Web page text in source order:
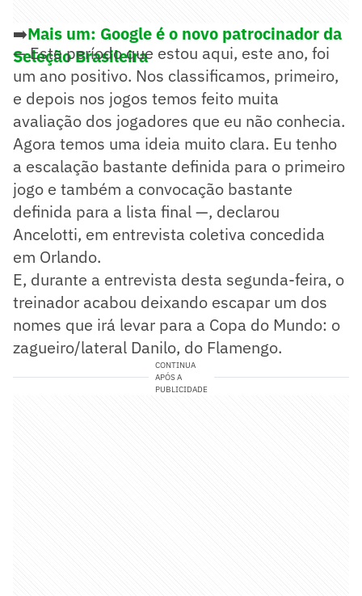
➡️Mais um: Google é o novo patrocinador da
Seleção Brasileira
— Este período que estou aqui, este ano, foi
um ano positivo. Nos classificamos, primeiro,
e depois nos jogos temos feito muita
avaliação dos jogadores que eu não conhecia.
Agora temos uma ideia muito clara. Eu tenho
a escalação bastante definida para o primeiro
jogo e também a convocação bastante
definida para a lista final —, declarou
Ancelotti, em entrevista coletiva concedida
em Orlando.
E, durante a entrevista desta segunda-feira, o
treinador acabou deixando escapar um dos
nomes que irá levar para a Copa do Mundo: o
zagueiro/lateral Danilo, do Flamengo.
CONTINUA
APÓS A
PUBLICIDADE